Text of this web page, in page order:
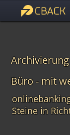
Büro - mit
Steine in